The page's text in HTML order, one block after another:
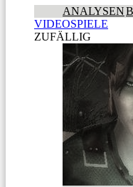
ANALYSEN
VIDEOSPIELE
ZUFÄLLIG